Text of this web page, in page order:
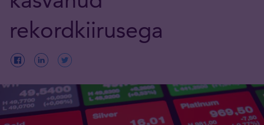
rekordkiirusega